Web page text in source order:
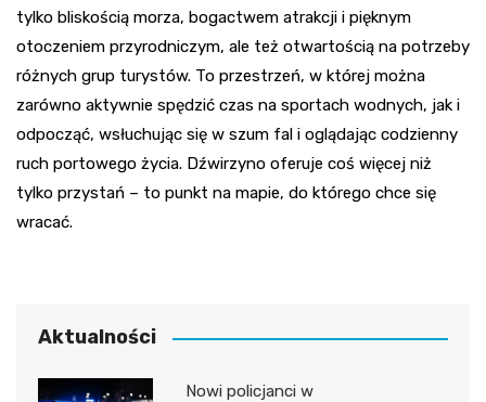
tylko bliskością morza, bogactwem atrakcji i pięknym
otoczeniem przyrodniczym, ale też otwartością na potrzeby
różnych grup turystów. To przestrzeń, w której można
zarówno aktywnie spędzić czas na sportach wodnych, jak i
odpocząć, wsłuchując się w szum fal i oglądając codzienny
ruch portowego życia. Dźwirzyno oferuje coś więcej niż
tylko przystań – to punkt na mapie, do którego chce się
wracać.
Aktualności
Nowi policjanci w